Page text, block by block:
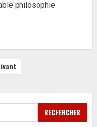
philosophie